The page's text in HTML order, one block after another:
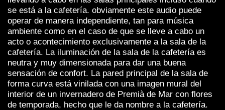
se está a la cafetería. obviamente este audio puede
operar de manera independiente, tan para música
ambiente como en el caso de que se lleve a cabo un
acto o acontecimiento exclusivamente a la sala de la
cafetería. La iluminación de la sala de la cafetería es
neutra y muy dimensionada para dar una buena
sensación de confort. La pared principal de la sala de
forma curva está vinilada con una imagen mural del
interior de un invernadero de Premià de Mar con flores
de temporada, hecho que le da nombre a la cafetería.